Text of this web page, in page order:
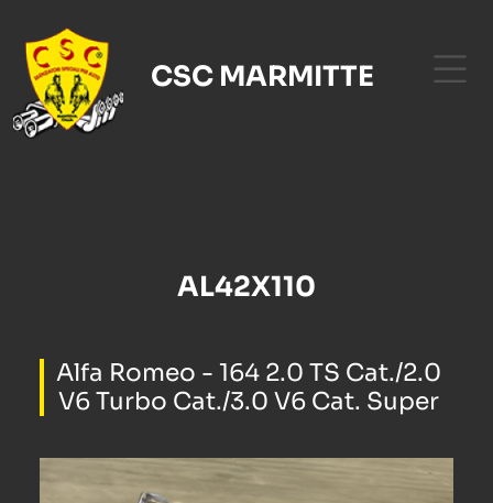
CSC MARMITTE
AL42X110
Alfa Romeo - 164 2.0 TS Cat./2.0
V6 Turbo Cat./3.0 V6 Cat. Super